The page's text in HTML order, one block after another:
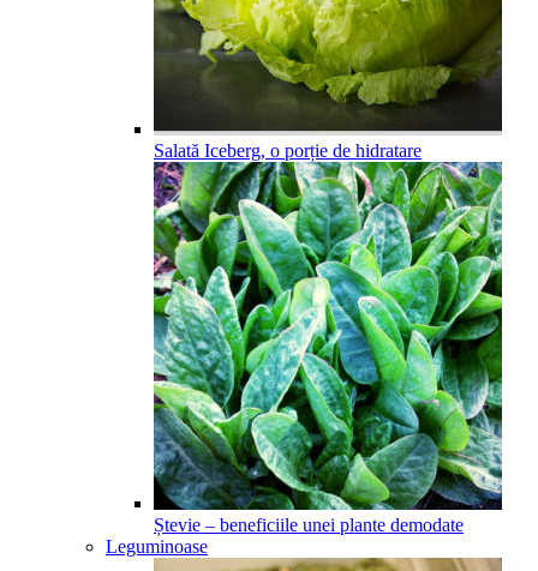
Salată Iceberg, o porție de hidratare
Ștevie – beneficiile unei plante demodate
Leguminoase